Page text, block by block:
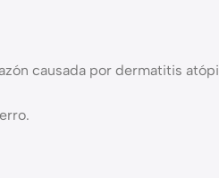
causada por dermatitis